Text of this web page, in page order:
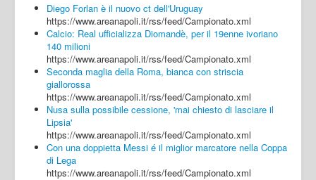
Diego Forlan è il nuovo ct dell'Uruguay
https://www.areanapoli.it/rss/feed/Campionato.xml
Calcio: Real ufficializza Diomandè, per il 19enne ivoriano
140 milioni
https://www.areanapoli.it/rss/feed/Campionato.xml
Seconda maglia della Roma, bianca con striscia
giallorossa
https://www.areanapoli.it/rss/feed/Campionato.xml
Nusa sulla possibile cessione, 'mai chiesto di lasciare il
Lipsia'
https://www.areanapoli.it/rss/feed/Campionato.xml
Con una doppietta Messi é il miglior marcatore nella Coppa
di Lega
https://www.areanapoli.it/rss/feed/Campionato.xml